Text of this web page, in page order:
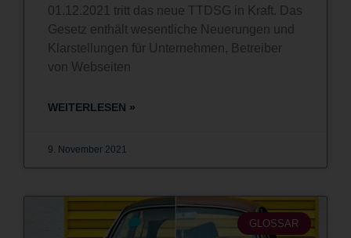
01.12.2021 tritt das neue TTDSG in Kraft. Das
Gesetz enthält wesentliche Neuerungen und
Klarstellungen für Unternehmen, Betreiber
von Webseiten
WEITERLESEN »
9. November 2021
GLOSSAR